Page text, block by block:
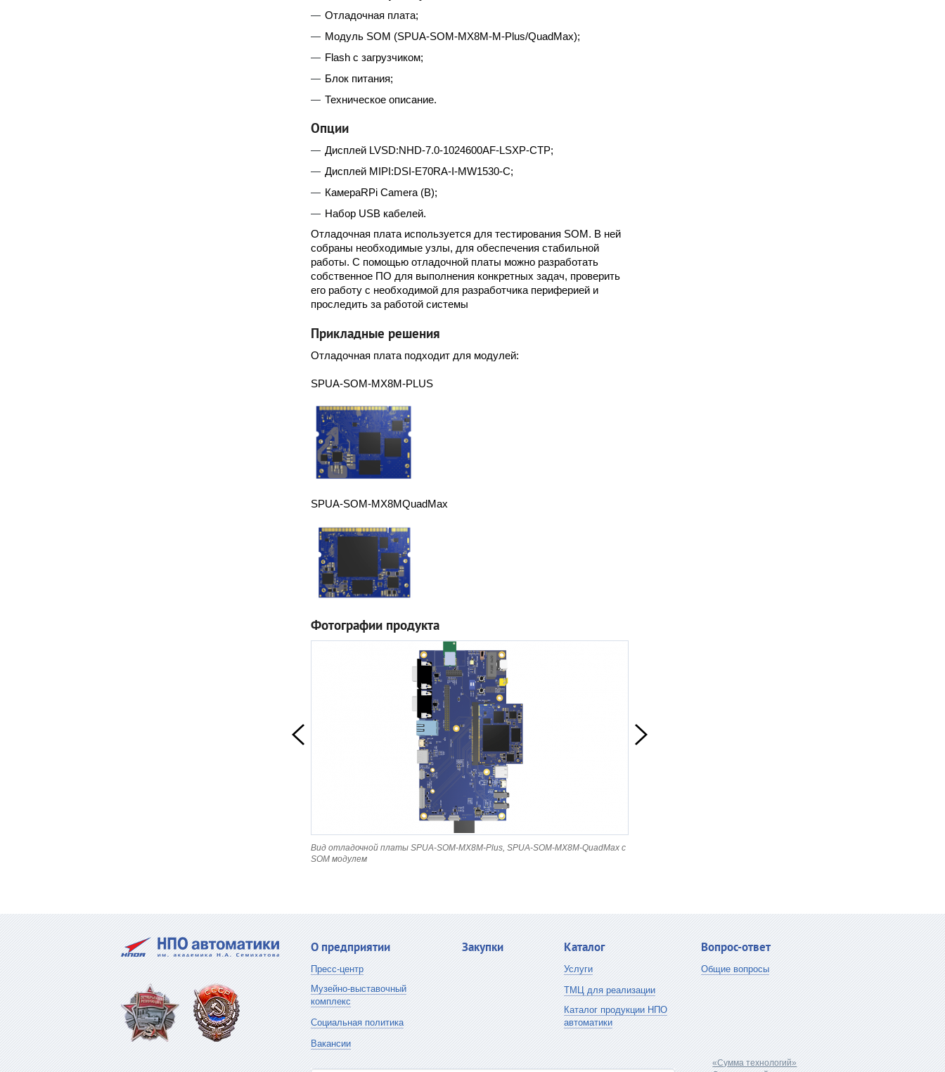
Отладочная плата;
Модуль SOM (SPUA-SOM-MX8M-M-Plus/QuadMax);
Flash с загрузчиком;
Блок питания;
Техническое описание.
Опции
Дисплей LVSD:NHD-7.0-1024600AF-LSXP-CTP;
Дисплей MIPI:DSI-E70RA-I-MW1530-C;
КамераRPi Camera (B);
Набор USB кабелей.
Отладочная плата используется для тестирования SOM. В ней
собраны необходимые узлы, для обеспечения стабильной
работы. С помощью отладочной платы можно разработать
собственное ПО для выполнения конкретных задач, проверить
его работу с необходимой для разработчика периферией и
проследить за работой системы
Прикладные решения
Отладочная плата подходит для модулей:
SPUA-SOM-MX8M-PLUS
SPUA-SOM-MX8MQuadMax
Фотографии продукта
Вид отладочной платы SPUA-SOM-MX8M-Plus, SPUA-SOM-MX8M-QuadMax с
SOM модулем
О предприятии
Пресс-центр
Музейно-выставочный
комплекс
Социальная политика
Вакансии
Закупки Каталог
Услуги
ТМЦ для реализации
Каталог продукции НПО
автоматики
Вопрос-ответ
Общие вопросы
«Сумма технологий»